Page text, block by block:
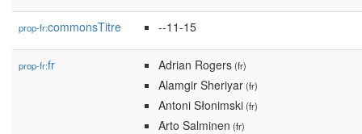
prop-fr:commonsTitre --11-15
prop-fr:fr Adrian Rogers(fr)
Alamgir Sheriyar(fr)
Antoni Słonimski(fr)
Arto Salminen (fr)